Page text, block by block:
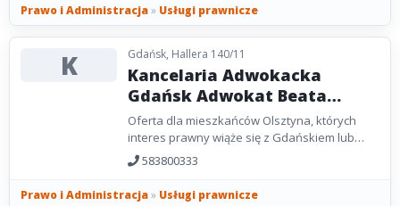
Prawo i Administracja» Usługi prawnicze
K Gdańsk, Hallera 140/11
Kancelaria Adwokacka
Gdańsk Adwokat Beata
Nowakowska
Oferta dla mieszkańców Olsztyna, których
interes prawny wiąże się z Gdańskiem lub
Pomorzem.
583800333
Prawo i Administracja» Usługi prawnicze